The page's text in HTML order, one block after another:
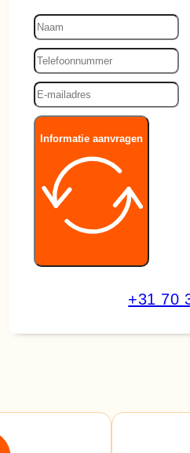
Informatie aanvragen
+31 70